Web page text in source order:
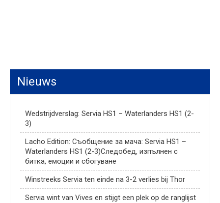
Nieuws
Wedstrijdverslag: Servia HS1 – Waterlanders HS1 (2-
3)
Lacho Edition: Съобщение за мача: Servia HS1 –
Waterlanders HS1 (2-3)Следобед, изпълнен с
битка, емоции и сбогуване
Winstreeks Servia ten einde na 3-2 verlies bij Thor
Servia wint van Vives en stijgt een plek op de ranglijst